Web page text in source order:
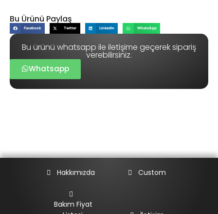
Bu Ürünü Paylaş
Facebook Twitter LinkedIn WhatsApp
Bu ürünü whatsapp ile iletişime geçerek sipariş
verebilirsiniz.
Whatsapp
Hakkımızda Custom
Bakım Fiyat